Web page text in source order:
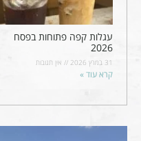
עגלות קפה פתוחות בפסח
2026
31 במרץ 2026 אין תגובות
קרא עוד »